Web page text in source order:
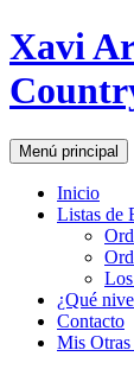
Xavi
Buscar
Menú principal
Ir
al
Inicio
Listas de
¿Qué
Contacto
Mis Otras